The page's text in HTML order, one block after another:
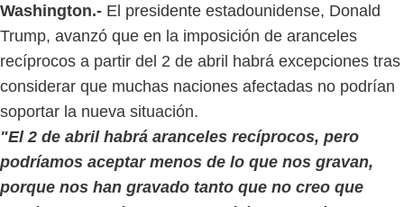
Washington.- El presidente estadounidense, Donald
Trump, avanzó que en la imposición de aranceles
recíprocos a partir del 2 de abril habrá excepciones tras
considerar que muchas naciones afectadas no podrían
soportar la nueva situación.
"El 2 de abril habrá aranceles recíprocos, pero
podríamos aceptar menos de lo que nos gravan,
porque nos han gravado tanto que no creo que